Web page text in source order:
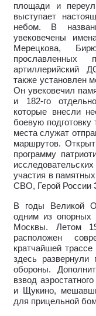
площади и
выступает
небом. В
увековечены
Мерецкова,
прославленных
артиллерийский
также установлен
Он увековечил
и 182-го
которые внесли
боевую подготовку
места служат
маршрутов.
программу
участия в
СВО, Герой России
В годы Великой
одним из опорных
Москвы. Летом
расположен
кратчайшей
здесь развернули
обороны.
взвод
и Щукино,
для прицельной